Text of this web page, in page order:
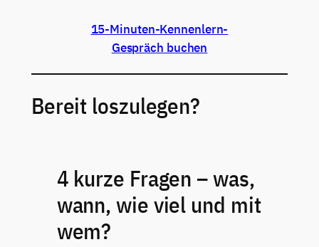
15-Minuten-Kennenlern-
Gespräch buchen
Bereit loszulegen?
4 kurze Fragen – was,
wann, wie viel und mit
wem?